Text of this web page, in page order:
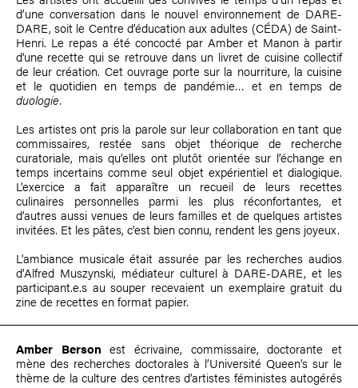
d’une conversation dans le nouvel environnement de DARE-
DARE, soit le Centre d’éducation aux adultes (CÉDA) de Saint-
Henri. Le repas a été concocté par Amber et Manon à partir
d'une recette qui se retrouve dans un livret de cuisine collectif
de leur création. Cet ouvrage porte sur la nourriture, la cuisine
et le quotidien en temps de pandémie… et en temps de
duologie.
Les artistes ont pris la parole sur leur collaboration en tant que
commissaires, restée sans objet théorique de recherche
curatoriale, mais qu’elles ont plutôt orientée sur l’échange en
temps incertains comme seul objet expérientiel et dialogique.
L’exercice a fait apparaître un recueil de leurs recettes
culinaires personnelles parmi les plus réconfortantes, et
d’autres aussi venues de leurs familles et de quelques artistes
invitées. Et les pâtes, c’est bien connu, rendent les gens joyeux.
L'ambiance musicale était assurée par les recherches audios
d’Alfred Muszynski, médiateur culturel à DARE-DARE, et les
participant.e.s au souper recevaient un exemplaire gratuit du
zine de recettes en format papier.
Amber Berson est écrivaine, commissaire, doctorante et
mène des recherches doctorales à l’Université Queen’s sur le
thème de la culture des centres d’artistes féministes autogérés